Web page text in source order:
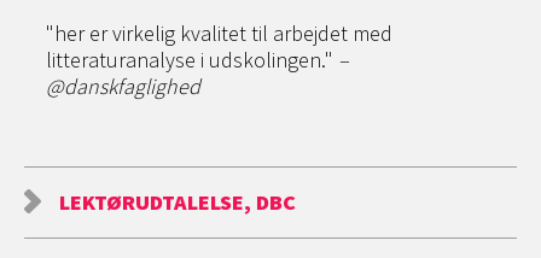
"her er virkelig kvalitet til arbejdet med
litteraturanalyse i udskolingen." –
@danskfaglighed
LEKTØRUDTALELSE, DBC